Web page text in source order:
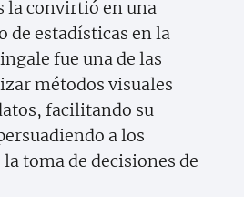
la convirtió en una
de estadísticas en la
fue una de las
métodos visuales
facilitando su
a los
toma de decisiones de